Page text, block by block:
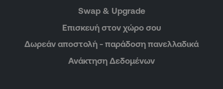
Swap & Upgrade
Επισκευή στον χώρο σου
Δωρεάν αποστολή - παράδοση πανελλαδικά
Ανάκτηση Δεδομένων